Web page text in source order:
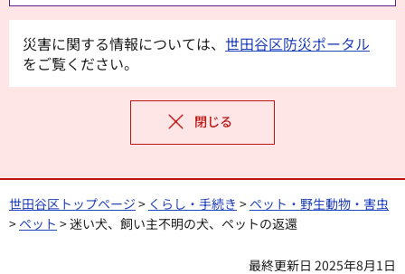
災害に関する情報については、 世田谷区防災ポータル
をご覧ください。
閉じる
世田谷区トップページ > くらし・手続き > ペット・野生動物・害虫
> ペット > 迷い犬、飼い主不明の犬、ペットの返還
最終更新日 2025年8月1日